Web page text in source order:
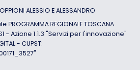
ALESSIO E ALESSANDRO
REGIONALE TOSCANA
- Azione 1.1.3 "Servizi per l'innovazione"
- CUPST: